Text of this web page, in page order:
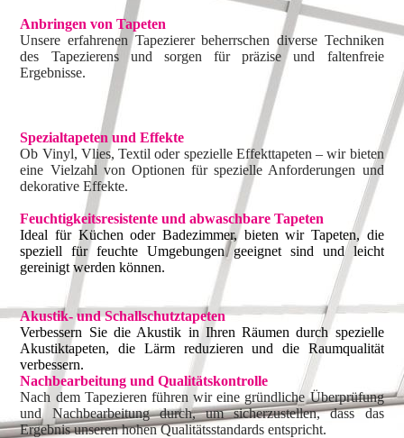
Anbringen von Tapeten
Unsere erfahrenen Tapezierer beherrschen diverse Techniken
des Tapezierens und sorgen für präzise und faltenfreie
Ergebnisse.
Spezialtapeten und Effekte
Ob Vinyl, Vlies, Textil oder spezielle Effekttapeten – wir bieten
eine Vielzahl von Optionen für spezielle Anforderungen und
dekorative Effekte.
Feuchtigkeitsresistente und abwaschbare Tapeten
Ideal für Küchen oder Badezimmer, bieten wir Tapeten, die
speziell für feuchte Umgebungen geeignet sind und leicht
gereinigt werden können.
Akustik- und Schallschutztapeten
Verbessern Sie die Akustik in Ihren Räumen durch spezielle
Akustiktapeten, die Lärm reduzieren und die Raumqualität
verbessern.
Nachbearbeitung und Qualitätskontrolle
Nach dem Tapezieren führen wir eine gründliche Überprüfung
und Nachbearbeitung durch, um sicherzustellen, dass das
Ergebnis unseren hohen Qualitätsstandards entspricht.